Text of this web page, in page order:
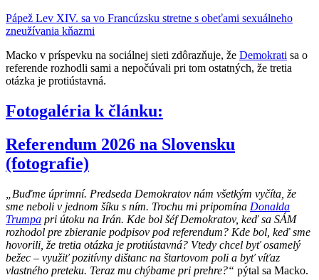
Pápež Lev XIV. sa vo Francúzsku stretne s obeťami sexuálneho
zneužívania kňazmi
Macko v príspevku na sociálnej sieti zdôrazňuje, že Demokrati sa o
referende rozhodli sami a nepočúvali pri tom ostatných, že tretia
otázka je protiústavná.
Fotogaléria k článku:
Referendum 2026 na Slovensku
(fotografie)
„Buďme úprimní. Predseda Demokratov nám všetkým vyčíta, že
sme neboli v jednom šíku s ním. Trochu mi pripomína Donalda
Trumpa pri útoku na Irán. Kde bol šéf Demokratov, keď sa SÁM
rozhodol pre zbieranie podpisov pod referendum? Kde bol, keď sme
hovorili, že tretia otázka je protiústavná? Vtedy chcel byť osamelý
bežec – využiť pozitívny dištanc na štartovom poli a byť víťaz
vlastného preteku. Teraz mu chýbame pri prehre?“ pýtal sa Macko.